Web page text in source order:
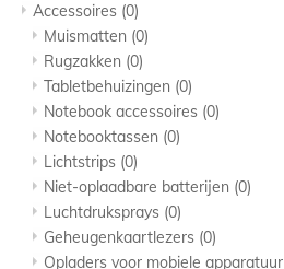
Accessoires (0)
Muismatten (0)
Rugzakken (0)
Tabletbehuizingen (0)
Notebook accessoires (0)
Notebooktassen (0)
Lichtstrips (0)
Niet-oplaadbare batterijen (0)
Luchtdruksprays (0)
Geheugenkaartlezers (0)
Opladers voor mobiele apparatuur